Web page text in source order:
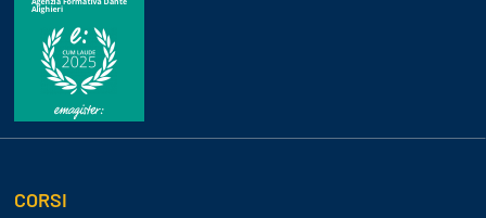
CORSI